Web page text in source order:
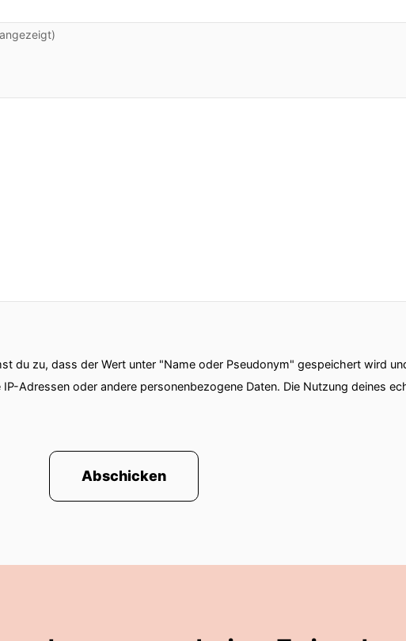
du zu, dass der Wert unter "Name oder Pseudonym" gespeichert wird
Adressen oder andere personenbezogene Daten. Die Nutzung deines
Abschicken